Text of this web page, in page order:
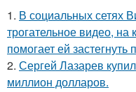
1. В социальных сетях
трогательное видео,
помогает ей застегнуть
2. Сергей Лазарев
миллион долларов.